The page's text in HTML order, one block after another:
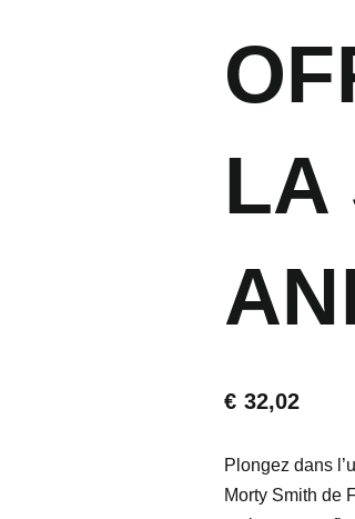
LA
€ 32,02
Plongez dans
Morty Smith de